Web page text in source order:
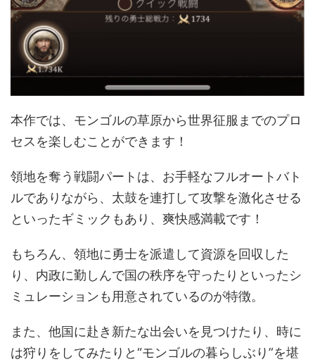
本作では、モンゴルの草原から世界征服までのプロ
セスを楽しむことができます！
領地を奪う戦闘パートは、お手軽なフルオートバト
ルでありながら、太鼓を連打して攻撃を激化させる
といったギミックもあり、爽快感満載です！
もちろん、領地に勇士を派遣して資源を回収した
り、内政に勤しんで国の秩序を守ったりといったシ
ミュレーションも用意されているのが特徴。
また、他国に赴き新たな出会いを見つけたり、時に
は狩りをしてみたりと“モンゴルの暮らしぶり”を堪